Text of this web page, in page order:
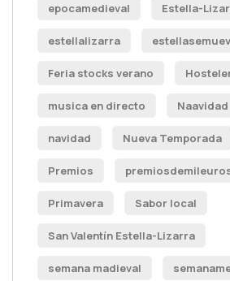
epocamedieval Estella-
estellalizarra
Feria stocks verano
musica en directo Naavidad
navidad Nueva Temporada
Premios
Primavera Sabor local
San Valentín Estella-Lizarra
semana madieval